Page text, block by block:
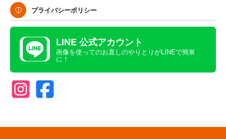
プライバシーポリシー
LINE 公式アカウント
画像を使ってのお直しのやりとりがLINEで簡単
に！